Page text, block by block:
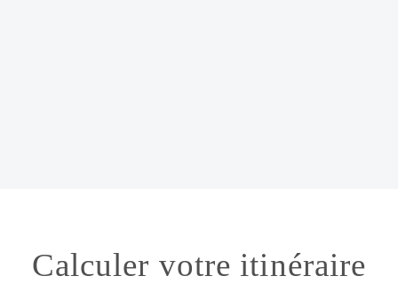
Calculer votre itinéraire